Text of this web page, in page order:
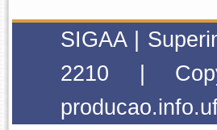
SIGAA |
2210 |